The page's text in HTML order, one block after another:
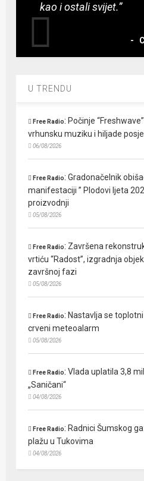
kao i ostali svijet.”
-
U TRENDU
Free Radio: Počinje
vrhunsku muziku i hiljade
06/08/2026
Free Radio:Gradonačelnik
manifestaciji ” Plodovi ljeta
proizvodnji
05/08/2026
Free Radio: Završena
vrtiću “Radost”, izgradnja
završnoj fazi
05/08/2026
Free Radio: Nastavlja se
crveni meteoalarm
05/08/2026
Free Radio:Vlada uplatila 3,8
„Saničani“
04/08/2026
Free Radio: Radnici Šumskog
plažu u Tukovima
04/08/2026